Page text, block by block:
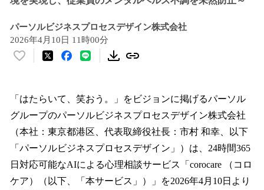
パーソルビジネスプロセスデザイン株式会社
2026年4月10日 11時00分
い
！
数
読
み
込
み
中
「はたらいて、笑おう。」をビジョンに掲げるパーソル
グループのパーソルビジネスプロセスデザイン株式会社
（本社：東京都港区、代表取締役社長：市村 和幸、以下
「パーソルビジネスプロセスデザイン」）は、24時間365
日対応可能なAIによる心理相談サービス「corocare （コロ
ケア）（以下、「本サービス」）」を2026年4月10日より